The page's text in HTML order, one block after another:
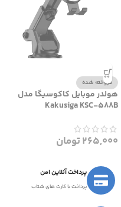
فروخته شده
هولدر موبایل کاکوسیگا مدل
Kakusiga KSC-588B
265,000تومان
پرداخت آنلاین امن
پرداخت با کارت های شتاب